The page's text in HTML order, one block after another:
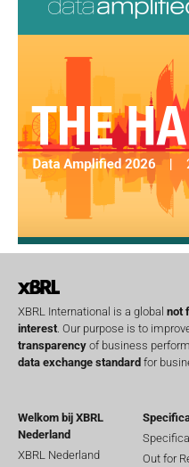
XBRL International is a global not
interest . Our purpose is to
transparency of business
data exchange standard for
Welkom bij XBRL
Nederland
XBRL Nederland
Out for